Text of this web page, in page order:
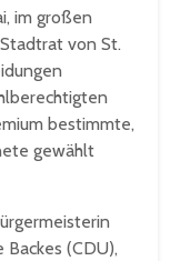
im großen
von St.
bestimmte,
gewählt
(CDU),